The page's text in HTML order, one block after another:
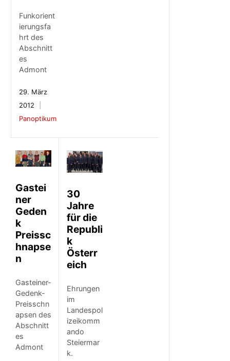
Funkorient
ierungsfa
hrt des
Abschnitt
es
Admont
29. März
2012
Panoptikum
Gastei
ner
Geden
k
Preissc
hnapse
n
Gasteiner-
Gedenk-
Preisschn
apsen des
Abschnitt
es
Admont
30
Jahre
für die
Republi
k
Österr
eich
Ehrungen
im
Landespol
izeikomm
ando
Steiermar
k.